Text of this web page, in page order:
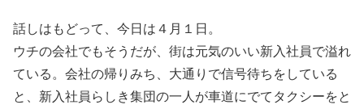
話しはもどって、今日は４月１日。
ウチの会社でもそうだが、街は元気のいい新入社員で溢れ
ている。会社の帰りみち、大通りで信号待ちをしている
と、新入社員らしき集団の一人が車道にでてタクシーをと